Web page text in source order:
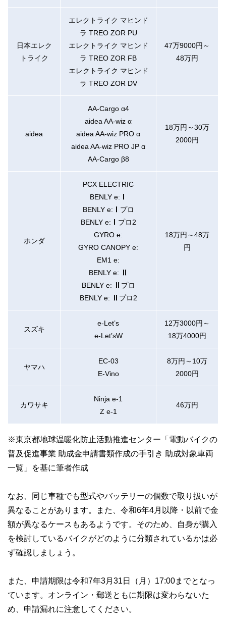
日本エレク
トライク
エレクトライク マヒンド
ラ TREO ZOR PU
エレクトライク マヒンド
ラ TREO ZOR FB
エレクトライク マヒンド
ラ TREO ZOR DV
47万9000円～
48万円
aidea
AA-Cargo α4
aidea AA-wiz α
aidea AA-wiz PRO α
aidea AA-wiz PRO JP α
AA-Cargo β8
18万円～30万
2000円
ホンダ
PCX ELECTRIC
BENLY e:Ⅰ
BENLY e:Ⅰプロ
BENLY e:Ⅰプロ2
GYRO e:
GYRO CANOPY e:
EM1 e:
BENLY e: Ⅱ
BENLY e: Ⅱプロ
BENLY e: Ⅱプロ2
18万円～48万
円
スズキ
e-Let’s
e-Let’sW
12万3000円～
18万4000円
ヤマハ
EC-03
E-Vino
8万円～10万
2000円
カワサキ
Ninja e-1
Z e-1
46万円
※東京都地球温暖化防止活動推進センター「電動バイクの
普及促進事業 助成金申請書類作成の手引き 助成対象車両
一覧」を基に筆者作成
なお、同じ車種でも型式やバッテリーの個数で取り扱いが
異なることがあります。また、令和6年4月以降・以前で金
額が異なるケースもあるようです。そのため、自身が購入
を検討しているバイクがどのように分類されているかは必
ず確認しましょう。
また、申請期限は令和7年3月31日（月）17:00までとなっ
ています。オンライン・郵送ともに期限は変わらないた
め、申請漏れに注意してください。